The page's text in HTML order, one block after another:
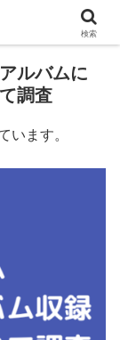
ルバムに
調査
います。
検索